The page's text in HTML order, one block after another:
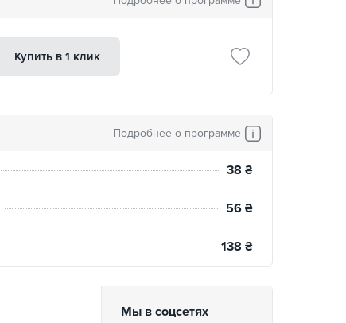
Купить в 1 клик
Подробнее о программе
38 ₴
56 ₴
138 ₴
Мы в соцсетях